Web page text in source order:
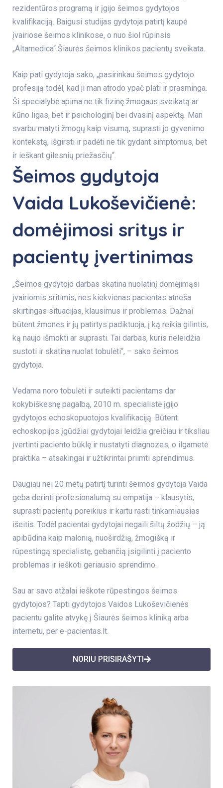
rezidentūros programą ir įgijo šeimos gydytojos
kvalifikaciją. Baigusi studijas gydytoja patirtį kaupė
įvairiose šeimos klinikose, o nuo šiol rūpinsis
„Altamedica“ Šiaurės šeimos klinikos pacientų sveikata.
Kaip pati gydytoja sako, „pasirinkau šeimos gydytojo
profesiją todėl, kad ji man atrodo ypač plati ir prasminga.
Ši specialybė apima ne tik fizinę žmogaus sveikatą ar
kūno ligas, bet ir psichologinį bei dvasinį aspektą. Man
svarbu matyti žmogų kaip visumą, suprasti jo gyvenimo
kontekstą, išgirsti ir padėti ne tik gydant simptomus, bet
ir ieškant gilesnių priežasčių“.
Šeimos gydytoja
Vaida Lukoševičienė:
domėjimosi sritys ir
pacientų įvertinimas
„Šeimos gydytojo darbas skatina nuolatinį domėjimąsi
įvairiomis sritimis, nes kiekvienas pacientas atneša
skirtingas situacijas, klausimus ir problemas. Dažnai
būtent žmonės ir jų patirtys padiktuoja, į ką reikia gilintis,
ką naujo išmokti ar suprasti. Tai darbas, kuris neleidžia
sustoti ir skatina nuolat tobulėti“, – sako šeimos
gydytoja.
Vedama noro tobulėti ir suteikti pacientams dar
kokybiškesnę pagalbą, 2010 m. specialistė įgijo
gydytojos echoskopuotojos kvalifikaciją. Būtent
echoskopijos įgūdžiai gydytojai leidžia greičiau ir tiksliau
įvertinti paciento būklę ir nustatyti diagnozes, o ilgametė
praktika – atsakingai ir užtikrintai priimti sprendimus.
Daugiau nei 20 metų patirtį turinti šeimos gydytoja Vaida
geba derinti profesionalumą su empatija – klausytis,
suprasti pacientų poreikius ir kartu rasti tinkamiausias
išeitis. Todėl pacientai gydytojai negaili šiltų žodžių – ją
apibūdina kaip malonią, nuoširdžią, žmogišką ir
rūpestingą specialistę, gebančią įsigilinti į paciento
problemas ir ieškoti geriausio sprendimo.
Sau ar savo atžalai ieškote rūpestingos šeimos
gydytojos? Tapti gydytojos Vaidos Lukoševičienės
pacientu galite atvykę į Šiaurės šeimos kliniką arba
internetu, per e-pacientas.lt.
NORIU PRISIRAŠYTI